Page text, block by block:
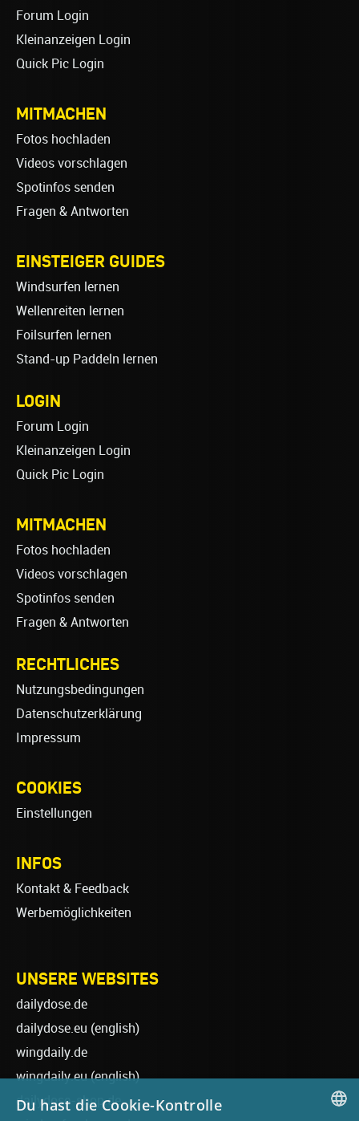
Forum Login
Kleinanzeigen Login
Quick Pic Login
MITMACHEN
Fotos hochladen
Videos vorschlagen
Spotinfos senden
Fragen & Antworten
EINSTEIGER GUIDES
Windsurfen lernen
Wellenreiten lernen
Foilsurfen lernen
Stand-up Paddeln lernen
LOGIN
Forum Login
Kleinanzeigen Login
Quick Pic Login
MITMACHEN
Fotos hochladen
Videos vorschlagen
Spotinfos senden
Fragen & Antworten
RECHTLICHES
Nutzungsbedingungen
Datenschutzerklärung
Impressum
COOKIES
Einstellungen
INFOS
Kontakt & Feedback
Werbemöglichkeiten
UNSERE WEBSITES
dailydose.de
dailydose.eu (english)
wingdaily.de
wingdaily.eu(english)
dailydose-shop.de
Du hast die Cookie-Kontrolle